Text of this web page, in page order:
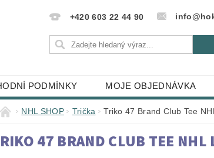
+420 603 22 44 90
PODMÍNKY MOJE OBJEDNÁVKA
NHL SHOP Trička Triko 47 Brand Club Tee
47 BRAND CLUB TEE NHL